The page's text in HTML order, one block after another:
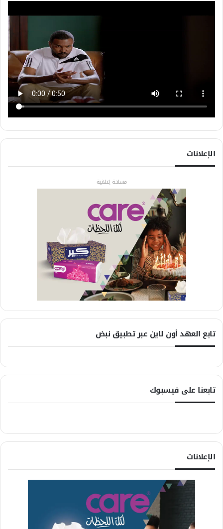
الإعلانات
مساحة إعلانية
تابع العهد أون لاين عبر تطبيق نبض
تابعنا على فيسبوك
الإعلانات